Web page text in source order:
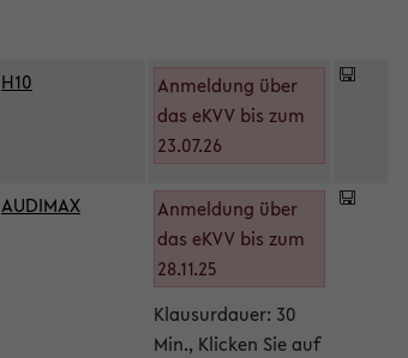
H10
Anmeldung über
das eKVV bis zum
23.07.26
AUDIMAX
Anmeldung über
das eKVV bis zum
28.11.25
Klausurdauer: 30
Min., Klicken Sie auf